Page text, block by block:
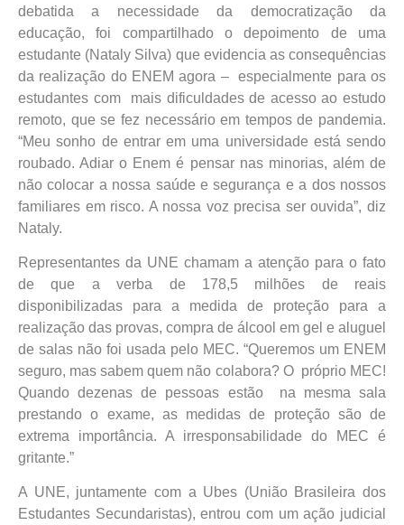
debatida a necessidade da democratização da
educação, foi compartilhado o depoimento de uma
estudante (Nataly Silva) que evidencia as consequências
da realização do ENEM agora – especialmente para os
estudantes com mais dificuldades de acesso ao estudo
remoto, que se fez necessário em tempos de pandemia.
“Meu sonho de entrar em uma universidade está sendo
roubado. Adiar o Enem é pensar nas minorias, além de
não colocar a nossa saúde e segurança e a dos nossos
familiares em risco. A nossa voz precisa ser ouvida”, diz
Nataly.
Representantes da UNE chamam a atenção para o fato
de que a verba de 178,5 milhões de reais
disponibilizadas para a medida de proteção para a
realização das provas, compra de álcool em gel e aluguel
de salas não foi usada pelo MEC. “Queremos um ENEM
seguro, mas sabem quem não colabora? O próprio MEC!
Quando dezenas de pessoas estão na mesma sala
prestando o exame, as medidas de proteção são de
extrema importância. A irresponsabilidade do MEC é
gritante.”
A UNE, juntamente com a Ubes (União Brasileira dos
Estudantes Secundaristas), entrou com um ação judicial